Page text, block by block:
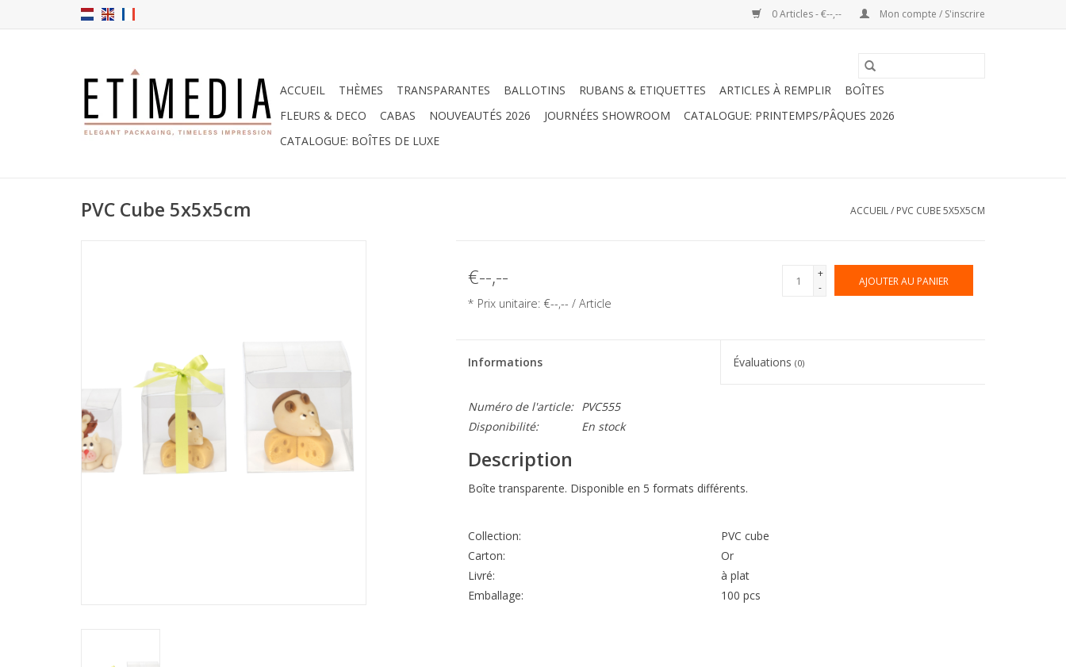
0 Articles - €--,-- Mon compte / S'inscrire
ACCUEIL THÈMES TRANSPARANTES BALLOTINS RUBANS & ETIQUETTES ARTICLES À REMPLIR
BOÎTES
FLEURS & DECO
CABAS NOUVEAUTÉS 2026 JOURNÉES SHOWROOM
CATALOGUE: PRINTEMPS/PÂQUES 2026
CATALOGUE: BOÎTES DE LUXE
PVC Cube 5x5x5cm ACCUEIL/ PVC CUBE 5X5X5CM
€--,--
* Prix unitaire: €--,-- / Article
+
-
AJOUTER AU PANIER
Informations Évaluations(0)
Numéro de l'article:
PVC555
Disponibilité:
En stock
Description
Boîte transparente. Disponible en 5 formats différents.
Collection:
PVC cube
Carton:
Or
Livré:
à plat
Emballage:
100 pcs